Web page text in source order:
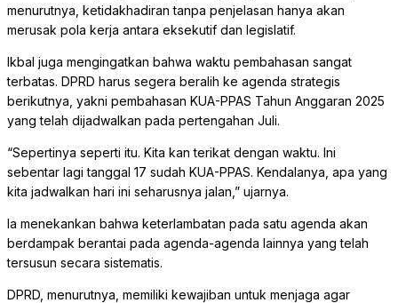
menurutnya, ketidakhadiran tanpa penjelasan hanya akan
merusak pola kerja antara eksekutif dan legislatif.
Ikbal juga mengingatkan bahwa waktu pembahasan sangat
terbatas. DPRD harus segera beralih ke agenda strategis
berikutnya, yakni pembahasan KUA-PPAS Tahun Anggaran 2025
yang telah dijadwalkan pada pertengahan Juli.
“Sepertinya seperti itu. Kita kan terikat dengan waktu. Ini
sebentar lagi tanggal 17 sudah KUA-PPAS. Kendalanya, apa yang
kita jadwalkan hari ini seharusnya jalan,” ujarnya.
Ia menekankan bahwa keterlambatan pada satu agenda akan
berdampak berantai pada agenda-agenda lainnya yang telah
tersusun secara sistematis.
DPRD, menurutnya, memiliki kewajiban untuk menjaga agar